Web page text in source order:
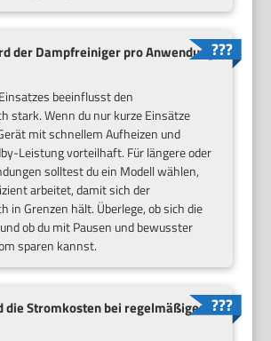
der Dampfreiniger pro Anwendung
beeinflusst den
stark. Wenn du nur kurze Einsätze
mit schnellem Aufheizen und
Leistung vorteilhaft. Für längere oder
solltest du ein Modell wählen,
arbeitet, damit sich der
in Grenzen hält. Überlege, ob sich die
ob du mit Pausen und bewusster
sparen kannst.
die Stromkosten bei regelmäßigem